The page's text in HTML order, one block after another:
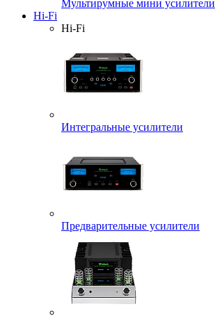
Мультирумные мини усилители
Hi-Fi
Hi-Fi
Интегральные усилители
Предварительные усилители